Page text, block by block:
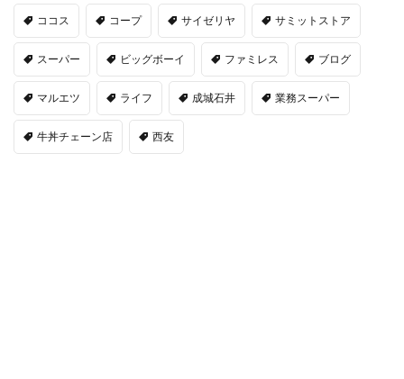
ココス コープ サイゼリヤ サミットストア
スーパー ビッグボーイ ファミレス ブログ
マルエツ ライフ 成城石井 業務スーパー
牛丼チェーン店 西友